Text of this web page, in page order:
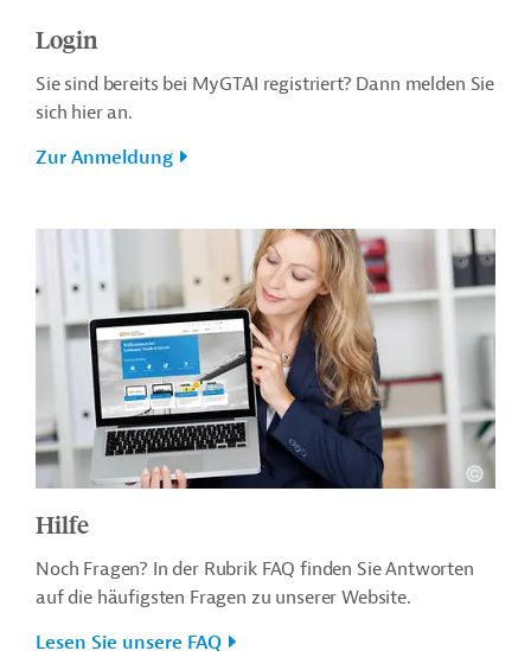
Login
Sie sind bereits bei MyGTAI registriert? Dann melden Sie
sich hier an.
Zur Anmeldung
Hilfe
Noch Fragen? In der Rubrik FAQ finden Sie Antworten
auf die häufigsten Fragen zu unserer Website.
Lesen Sie unsere FAQ